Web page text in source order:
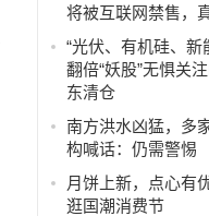
将被互联网禁售，
“光伏、有机硅、新
翻倍“妖股”无惧关
东清仓
南方洪水凶猛，多
构喊话：仍需警惕
月饼上新，点心有
逛国潮消费节